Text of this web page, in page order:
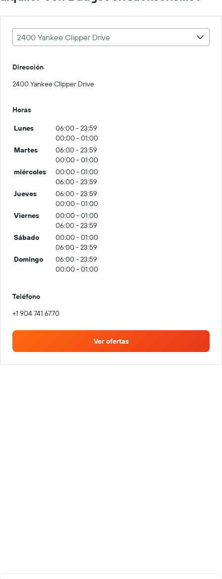
2400 Yankee Clipper Drive
Dirección
2400 Yankee Clipper Drive
Horas
Lunes
06:00 - 23:59
00:00 - 01:00
Martes
06:00 - 23:59
00:00 - 01:00
miércoles
00:00 - 01:00
06:00 - 23:59
Jueves
06:00 - 23:59
00:00 - 01:00
Viernes
00:00 - 01:00
06:00 - 23:59
Sábado
00:00 - 01:00
06:00 - 23:59
Domingo
06:00 - 23:59
00:00 - 01:00
Teléfono
+1 904 741 6770
Ver ofertas